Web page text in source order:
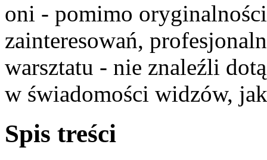
oni - pomimo
zainteresowań,
warsztatu - nie znaleźli
w świadomości widzów,
Spis treści